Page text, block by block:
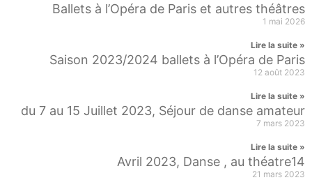
Ballets à l’Opéra de Paris et autres théâtres
1 mai 2026
Lire la suite »
Saison 2023/2024 ballets à l’Opéra de Paris
12 août 2023
Lire la suite »
du 7 au 15 Juillet 2023, Séjour de danse amateur
7 mars 2023
Lire la suite »
Avril 2023, Danse , au théatre14
21 mars 2023